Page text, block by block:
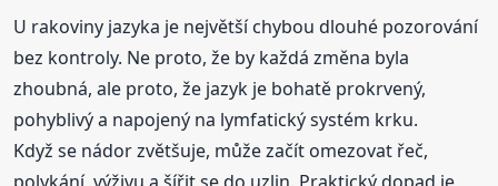
U rakoviny jazyka je největší chybou dlouhé pozorování
bez kontroly. Ne proto, že by každá změna byla
zhoubná, ale proto, že jazyk je bohatě prokrvený,
pohyblivý a napojený na lymfatický systém krku.
Když se nádor zvětšuje, může začít omezovat řeč,